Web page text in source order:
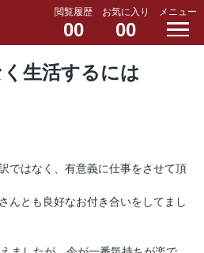
閲覧履歴
00
お気に入り
00
メニュー
生活するには
ではなく、有意義に仕事をさせて頂
んとも良好なお付き合いをしてまし